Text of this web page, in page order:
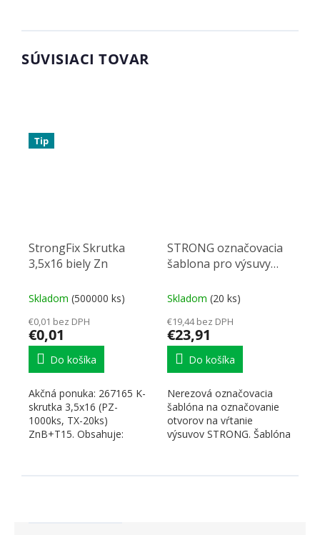
SÚVISIACI TOVAR
Tip
StrongFix Skrutka
3,5x16 biely Zn
Skladom (500000 ks)
€0,01 bez DPH
€0,01
Do košíka
Akčná ponuka: 267165 K-
skrutka 3,5x16 (PZ-
1000ks, TX-20ks)
ZnB+T15. Obsahuje:
STRONG označovacia
šablona pro výsuvy
Skladom (20 ks)
€19,44 bez DPH
€23,91
Do košíka
Nerezová označovacia
šablóna na označovanie
otvorov na vŕtanie
výsuvov STRONG. Šablóna